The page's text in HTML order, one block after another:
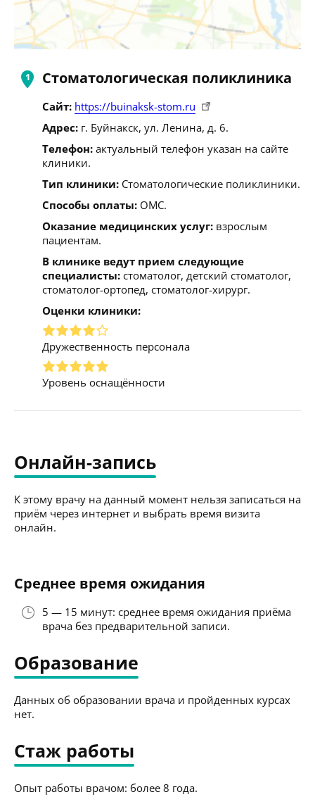
Стоматологическая поликлиника
Сайт: https://buinaksk-stom.ru
Адрес: г. Буйнакск, ул. Ленина, д. 6.
Телефон: актуальный телефон указан на сайте
клиники.
Тип клиники: Стоматологические поликлиники.
Способы оплаты: ОМС.
Оказание медицинских услуг: взрослым
пациентам.
В клинике ведут прием следующие
специалисты: стоматолог, детский стоматолог,
стоматолог-ортопед, стоматолог-хирург.
Оценки клиники:
Дружественность персонала
Уровень оснащённости
Онлайн-запись
К этому врачу на данный момент нельзя записаться на
приём через интернет и выбрать время визита
онлайн.
Среднее время ожидания
5 — 15 минут: среднее время ожидания приёма
врача без предварительной записи.
Образование
Данных об образовании врача и пройденных курсах
нет.
Стаж работы
Опыт работы врачом: более 8 года.